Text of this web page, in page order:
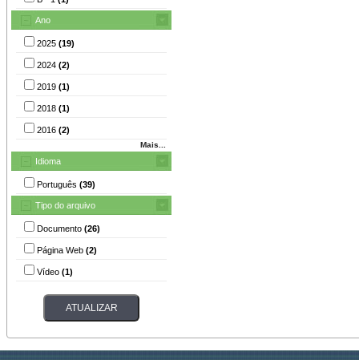
Ano
2025 (19)
2024 (2)
2019 (1)
2018 (1)
2016 (2)
Mais...
Idioma
Português (39)
Tipo do arquivo
Documento (26)
Página Web (2)
Vídeo (1)